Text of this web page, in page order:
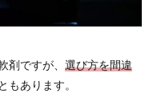
剤ですが、 選び方を間違
もあります。